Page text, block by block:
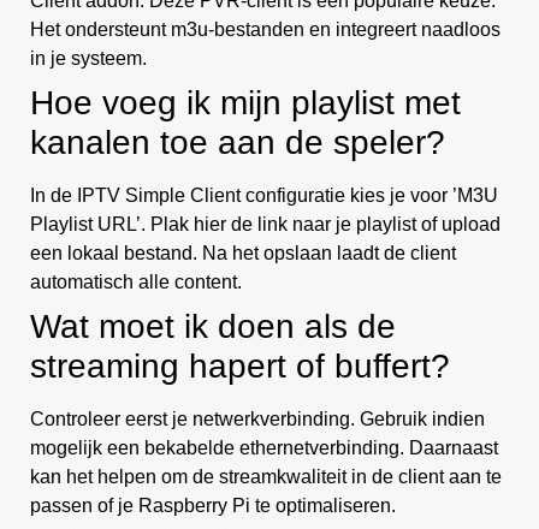
Het ondersteunt m3u-bestanden en integreert naadloos
in je systeem.
Hoe voeg ik mijn playlist met
kanalen toe aan de speler?
In de IPTV Simple Client configuratie kies je voor ’M3U
Playlist URL’. Plak hier de link naar je playlist of upload
een lokaal bestand. Na het opslaan laadt de client
automatisch alle content.
Wat moet ik doen als de
streaming hapert of buffert?
Controleer eerst je netwerkverbinding. Gebruik indien
mogelijk een bekabelde ethernetverbinding. Daarnaast
kan het helpen om de streamkwaliteit in de client aan te
passen of je Raspberry Pi te optimaliseren.